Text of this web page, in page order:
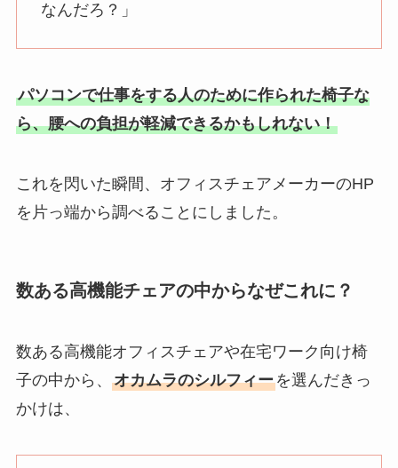
なんだろ？」
パソコンで仕事をする人のために作られた椅子な
ら、腰への負担が軽減できるかもしれない！
これを閃いた瞬間、オフィスチェアメーカーのHP
を片っ端から調べることにしました。
数ある高機能チェアの中からなぜこれに？
数ある高機能オフィスチェアや在宅ワーク向け椅
子の中から、 オカムラのシルフィーを選んだきっ
かけは、